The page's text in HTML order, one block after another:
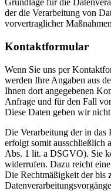
Grundlage für die
der die Verarbeitung von
vorvertraglicher
Kontaktformular
Wenn Sie uns per
werden Ihre Angaben aus
Ihnen dort angegebenen
Anfrage und für den Fall
Diese Daten geben wir
Die Verarbeitung der in das
erfolgt somit
Abs. 1 lit. a DSGVO). Sie
widerrufen. Dazu reicht
Die Rechtmäßigkeit der bis